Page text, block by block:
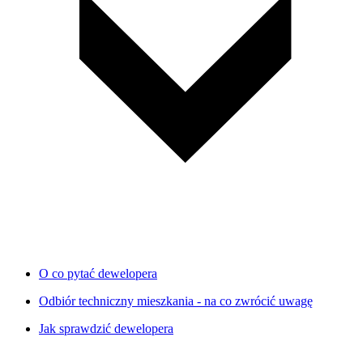
O co pytać dewelopera
Odbiór techniczny mieszkania - na co zwrócić uwagę
Jak sprawdzić dewelopera